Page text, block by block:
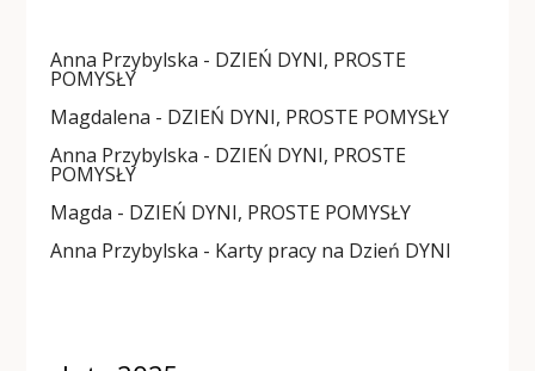
Anna Przybylska - DZIEŃ DYNI, PROSTE
POMYSŁY
Magdalena - DZIEŃ DYNI, PROSTE POMYSŁY
Anna Przybylska - DZIEŃ DYNI, PROSTE
POMYSŁY
Magda - DZIEŃ DYNI, PROSTE POMYSŁY
Anna Przybylska - Karty pracy na Dzień DYNI